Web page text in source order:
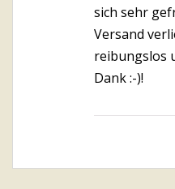
sich sehr
Versand
reibungslos
Dank :-)!